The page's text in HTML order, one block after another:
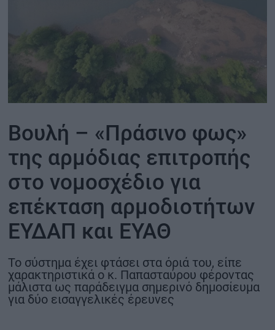
ΟΙΚΟΝΟΜΙΑ - ΕΠΙΧΕΙΡΗΣΕΙΣ
MY PROPERTY
ΚΑΡΑΜΠΟΛΕΣ
ΕΠΙΚΟΙΝΩΝΙΑ
ΤΑΥΤΟΤΗΤΑ
Βουλή – «Πράσινο φως»
της αρμόδιας επιτροπής
στο νομοσχέδιο για
επέκταση αρμοδιοτήτων
ΕΥΔΑΠ και ΕΥΑΘ
Το σύστημα έχει φτάσει στα όριά του, είπε
χαρακτηριστικά ο κ. Παπασταύρου φέροντας
μάλιστα ως παράδειγμα σημερινό δημοσίευμα
για δύο εισαγγελικές έρευνες